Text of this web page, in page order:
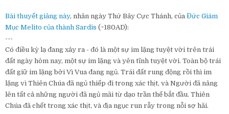
Bài thuyết giảng này, nhân ngày Thứ Bảy Cực Thánh, của Đức Giám
Mục Melito của thành Sardis (~180AD):
---
Có điều kỳ lạ đang xảy ra - đó là một sự im lặng tuyệt vời trên trái
đất ngày hôm nay, một sự im lặng và yên tĩnh tuyệt vời. Toàn bộ trái
đất giữ im lặng bởi Vì Vua đang ngủ. Trái đất rung động rồi thì im
lặng vì Thiên Chúa đã ngủ thiếp đi trong xác thịt, và Người đã nâng
lên tất cả những người đã ngủ mãi từ dạo trần thế bắt đầu. Thiên
Chúa đã chết trong xác thịt, và địa ngục run rẫy trong nỗi sợ hãi.